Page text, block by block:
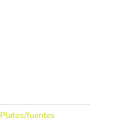
Platos/fuentes